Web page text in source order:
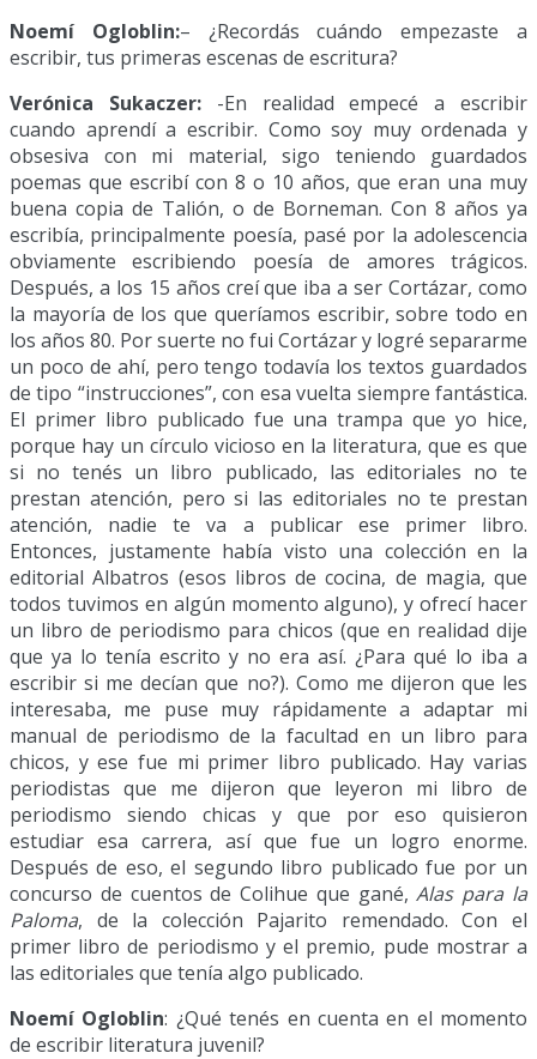
Noemí Ogloblin:– ¿Recordás cuándo empezaste a
escribir, tus primeras escenas de escritura?
Verónica Sukaczer:-En realidad empecé a escribir
cuando aprendí a escribir. Como soy muy ordenada y
obsesiva con mi material, sigo teniendo guardados
poemas que escribí con 8 o 10 años, que eran una muy
buena copia de Talión, o de Borneman. Con 8 años ya
escribía, principalmente poesía, pasé por la adolescencia
obviamente escribiendo poesía de amores trágicos.
Después, a los 15 años creí que iba a ser Cortázar, como
la mayoría de los que queríamos escribir, sobre todo en
los años 80. Por suerte no fui Cortázar y logré separarme
un poco de ahí, pero tengo todavía los textos guardados
de tipo “instrucciones”, con esa vuelta siempre fantástica.
El primer libro publicado fue una trampa que yo hice,
porque hay un círculo vicioso en la literatura, que es que
si no tenés un libro publicado, las editoriales no te
prestan atención, pero si las editoriales no te prestan
atención, nadie te va a publicar ese primer libro.
Entonces, justamente había visto una colección en la
editorial Albatros (esos libros de cocina, de magia, que
todos tuvimos en algún momento alguno), y ofrecí hacer
un libro de periodismo para chicos (que en realidad dije
que ya lo tenía escrito y no era así. ¿Para qué lo iba a
escribir si me decían que no?). Como me dijeron que les
interesaba, me puse muy rápidamente a adaptar mi
manual de periodismo de la facultad en un libro para
chicos, y ese fue mi primer libro publicado. Hay varias
periodistas que me dijeron que leyeron mi libro de
periodismo siendo chicas y que por eso quisieron
estudiar esa carrera, así que fue un logro enorme.
Después de eso, el segundo libro publicado fue por un
concurso de cuentos de Colihue que gané,Alas para la
Paloma, de la colección Pajarito remendado. Con el
primer libro de periodismo y el premio, pude mostrar a
las editoriales que tenía algo publicado.
Noemí Ogloblin: ¿Qué tenés en cuenta en el momento
de escribir literatura juvenil?